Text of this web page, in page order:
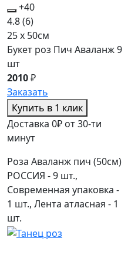
+40
4.8(6)
25 x 50см
Букет роз Пич Аваланж 9
шт
2010₽
Заказать
Купить в 1 клик
Доставка 0₽ от 30-ти
минут
Роза Аваланж пич (50см)
РОССИЯ - 9 шт.,
Современная упаковка -
1 шт., Лента атласная - 1
шт.